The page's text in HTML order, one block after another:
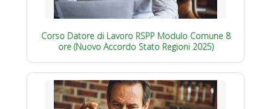
Corso Datore di Lavoro RSPP Modulo Comune 8
ore (Nuovo Accordo Stato Regioni 2025)